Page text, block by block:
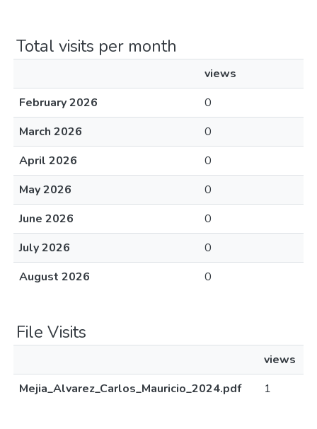
Total visits per month
views
February 2026
0
March 2026
0
April 2026
0
May 2026
0
June 2026
0
July 2026
0
August 2026
0
File Visits
views
Mejia_Alvarez_Carlos_Mauricio_2024.pdf
1